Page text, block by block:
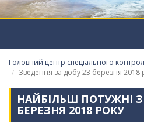
Головний центр спеціального
Зведення за добу 23 березня 2018
НАЙБІЛЬШ ПОТУЖНІ
БЕРЕЗНЯ 2018 РОКУ